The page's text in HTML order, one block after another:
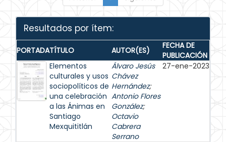
Resultados por ítem:
PORTADATÍTULO AUTOR(ES)
FECHA DE
PUBLICACIÓN
Elementos
culturales y usos
sociopolíticos de
una celebración
a las Ánimas en
Santiago
Mexquititlán
Álvaro Jesús
Chávez
Hernández;
Antonio Flores
González;
Octavio
Cabrera
Serrano
27-ene-2023